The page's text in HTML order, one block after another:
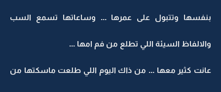
بنفسها وتتبول على عمرها ... وساعاتها تسمع السب
والالفاظ السيئة اللي تطلع من فم امها ...
عانت كثير معها ... من ذاك اليوم اللي طلعت ماسكتها من